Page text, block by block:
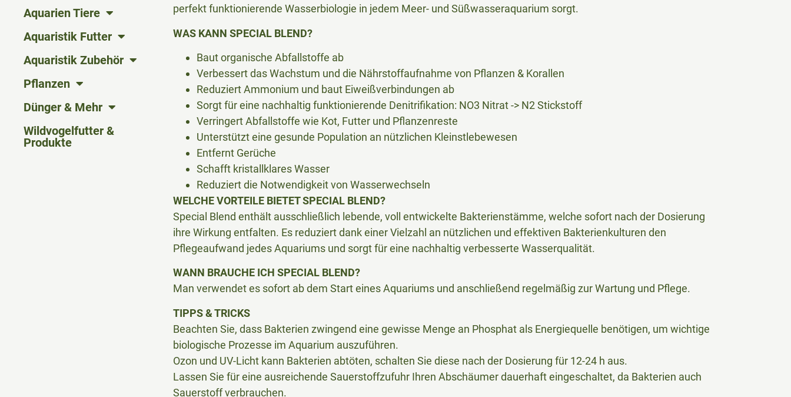
Aquarien Tiere
Aquaristik Futter
Aquaristik Zubehör
Pflanzen
Dünger & Mehr
Wildvogelfutter &
Produkte
perfekt funktionierende Wasserbiologie in jedem Meer- und Süßwasseraquarium sorgt.
WAS KANN SPECIAL BLEND?
Baut organische Abfallstoffe ab
Verbessert das Wachstum und die Nährstoffaufnahme von Pflanzen & Korallen
Reduziert Ammonium und baut Eiweißverbindungen ab
Sorgt für eine nachhaltig funktionierende Denitrifikation: NO3 Nitrat -> N2 Stickstoff
Verringert Abfallstoffe wie Kot, Futter und Pflanzenreste
Unterstützt eine gesunde Population an nützlichen Kleinstlebewesen
Entfernt Gerüche
Schafft kristallklares Wasser
Reduziert die Notwendigkeit von Wasserwechseln
WELCHE VORTEILE BIETET SPECIAL BLEND?
Special Blend enthält ausschließlich lebende, voll entwickelte Bakterienstämme, welche sofort nach der Dosierung
ihre Wirkung entfalten. Es reduziert dank einer Vielzahl an nützlichen und effektiven Bakterienkulturen den
Pflegeaufwand jedes Aquariums und sorgt für eine nachhaltig verbesserte Wasserqualität.
WANN BRAUCHE ICH SPECIAL BLEND?
Man verwendet es sofort ab dem Start eines Aquariums und anschließend regelmäßig zur Wartung und Pflege.
TIPPS & TRICKS
Beachten Sie, dass Bakterien zwingend eine gewisse Menge an Phosphat als Energiequelle benötigen, um wichtige
biologische Prozesse im Aquarium auszuführen.
Ozon und UV-Licht kann Bakterien abtöten, schalten Sie diese nach der Dosierung für 12-24 h aus.
Lassen Sie für eine ausreichende Sauerstoffzufuhr Ihren Abschäumer dauerhaft eingeschaltet, da Bakterien auch
Sauerstoff verbrauchen.